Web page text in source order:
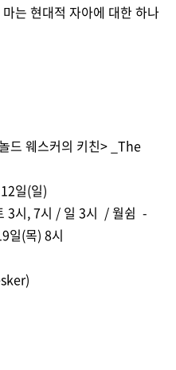
는 현대적 자아에 대한 하나
드 웨스커의 키친> _The
일(일)
3시, 7시 / 일 3시 / 월쉼 -
일(목) 8시